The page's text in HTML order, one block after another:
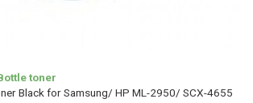
toner
Black for Samsung/ HP ML-2950/ SCX-4655